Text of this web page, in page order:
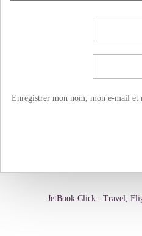
Enregistrer mon nom, mon e-mail et
JetBook.Click : Travel,